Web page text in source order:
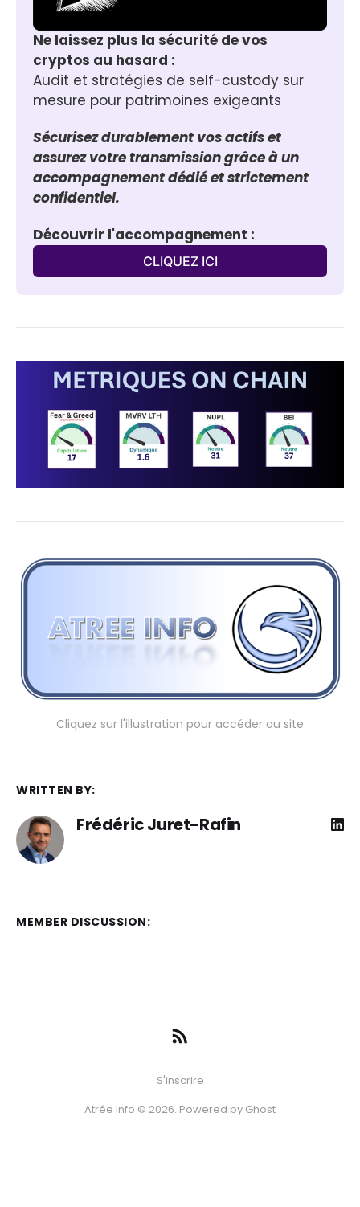
Ne laissez plus la sécurité de vos
cryptos au hasard :
Audit et stratégies de self-custody sur
mesure pour patrimoines exigeants
Sécurisez durablement vos actifs et
assurez votre transmission grâce à un
accompagnement dédié et strictement
confidentiel.
Découvrir l'accompagnement :
CLIQUEZ ICI
Cliquez sur l'illustration pour accéder au site
WRITTEN BY:
Frédéric Juret-Rafin
MEMBER DISCUSSION:
S'inscrire
Atrée Info © 2026. Powered by Ghost